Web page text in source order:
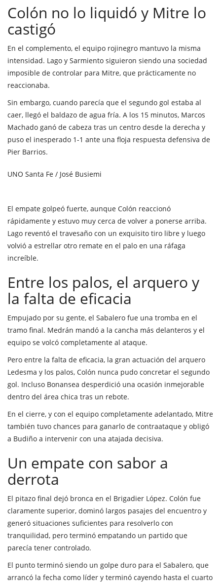
Colón no lo liquidó y Mitre lo
castigó
En el complemento, el equipo rojinegro mantuvo la misma
intensidad. Lago y Sarmiento siguieron siendo una sociedad
imposible de controlar para Mitre, que prácticamente no
reaccionaba.
Sin embargo, cuando parecía que el segundo gol estaba al
caer, llegó el baldazo de agua fría. A los 15 minutos, Marcos
Machado ganó de cabeza tras un centro desde la derecha y
puso el inesperado 1-1 ante una floja respuesta defensiva de
Pier Barrios.
UNO Santa Fe / José Busiemi
El empate golpeó fuerte, aunque Colón reaccionó
rápidamente y estuvo muy cerca de volver a ponerse arriba.
Lago reventó el travesaño con un exquisito tiro libre y luego
volvió a estrellar otro remate en el palo en una ráfaga
increíble.
Entre los palos, el arquero y
la falta de eficacia
Empujado por su gente, el Sabalero fue una tromba en el
tramo final. Medrán mandó a la cancha más delanteros y el
equipo se volcó completamente al ataque.
Pero entre la falta de eficacia, la gran actuación del arquero
Ledesma y los palos, Colón nunca pudo concretar el segundo
gol. Incluso Bonansea desperdició una ocasión inmejorable
dentro del área chica tras un rebote.
En el cierre, y con el equipo completamente adelantado, Mitre
también tuvo chances para ganarlo de contraataque y obligó
a Budiño a intervenir con una atajada decisiva.
Un empate con sabor a
derrota
El pitazo final dejó bronca en el Brigadier López. Colón fue
claramente superior, dominó largos pasajes del encuentro y
generó situaciones suficientes para resolverlo con
tranquilidad, pero terminó empatando un partido que
parecía tener controlado.
El punto terminó siendo un golpe duro para el Sabalero, que
arrancó la fecha como líder y terminó cayendo hasta el cuarto